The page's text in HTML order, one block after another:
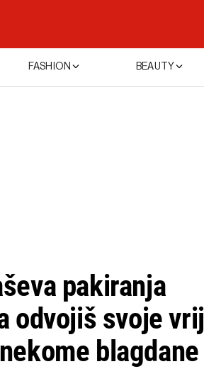
FASHION BEAUTY
pakiranja
odvojiš svoje
blagdane